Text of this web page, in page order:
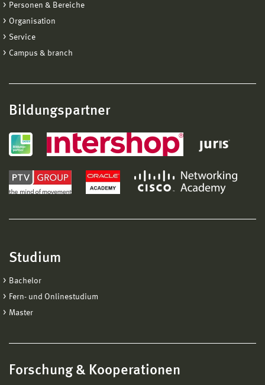
Personen & Bereiche
Organisation
Service
Campus & branch
Bildungspartner
Studium
Bachelor
Fern- und Onlinestudium
Master
Forschung & Kooperationen